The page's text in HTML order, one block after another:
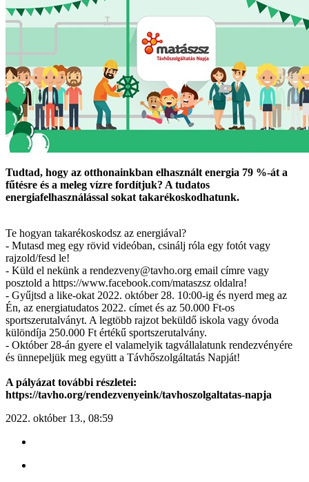
Tudtad, hogy az otthonainkban elhasznált energia 79 %-át a
fűtésre és a meleg vízre fordítjuk? A tudatos
energiafelhasználással sokat takarékoskodhatunk.
Te hogyan takarékoskodsz az energiával?
- Mutasd meg egy rövid videóban, csinálj róla egy fotót vagy
rajzold/fesd le!
- Küld el nekünk a rendezveny@tavho.org email címre vagy
posztold a https://www.facebook.com/mataszsz oldalra!
- Gyűjtsd a like-okat 2022. október 28. 10:00-ig és nyerd meg az
Én, az energiatudatos 2022. címet és az 50.000 Ft-os
sportszerutalványt. A legtöbb rajzot beküldő iskola vagy óvoda
különdíja 250.000 Ft értékű sportszerutalvány.
- Október 28-án gyere el valamelyik tagvállalatunk rendezvényére
és ünnepeljük meg együtt a Távhőszolgáltatás Napját!
A pályázat további részletei:
https://tavho.org/rendezvenyeink/tavhoszolgaltatas-napja
2022. október 13., 08:59